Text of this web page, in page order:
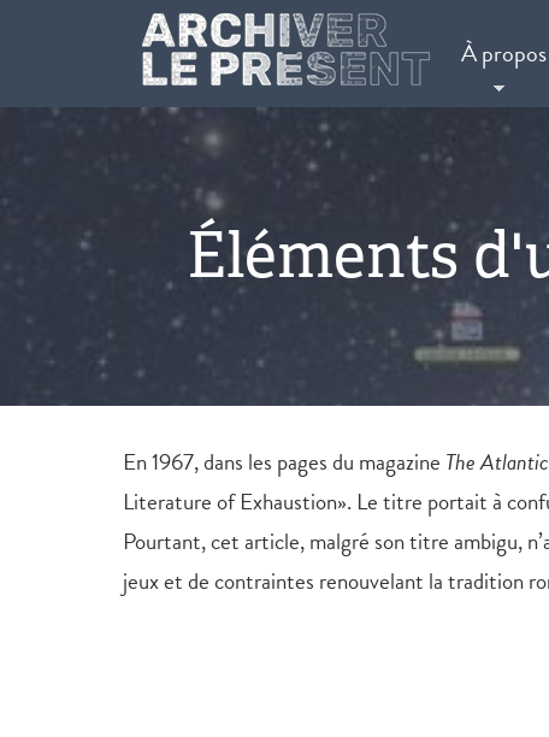
Aller au contenu principal
À propos
Éléments
En 1967, dans les pages du magazine The Atlantic
Literature of Exhaustion». Le titre portait à
Pourtant, cet article, malgré son titre ambigu,
jeux et de contraintes renouvelant la tradition